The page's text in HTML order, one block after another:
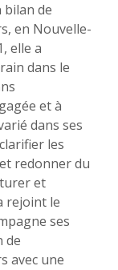
de
en Nouvelle-
elle a
dans le
et à
dans ses
les
redonner du
et
rejoint le
ses
de
avec une